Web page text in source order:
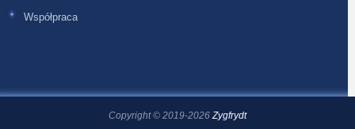
Współpraca
Copyright © 2019-2026 Zygfrydt